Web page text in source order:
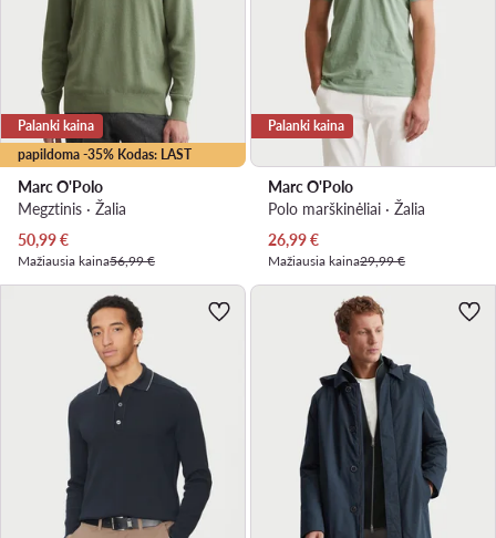
papildoma -35% Kodas: LAST
Palanki kaina
Marc O'Polo
Megztinis · Žalia
Dabartinė kaina
50,99€
Mažiausia kaina56,99 €
Palanki kaina
Marc O'Polo
Polo marškinėliai · Žalia
Dabartinė kaina
26,99€
Mažiausia kaina29,99 €